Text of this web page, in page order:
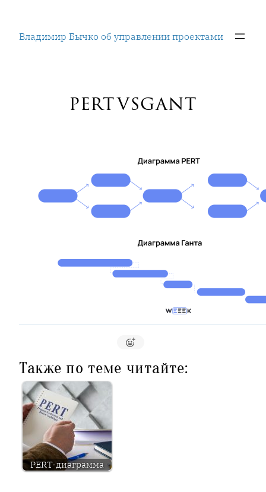
содержимому
Владимир Бычко об управлении проектами
pertvsgant
Также по теме читайте:
PERT-диаграмма